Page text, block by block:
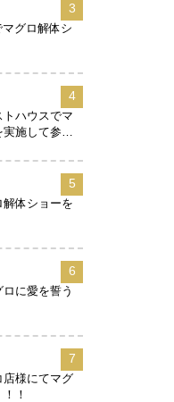
グロ解体シ
3
ハウスでマ
施して参り
4
体ショーを
5
に愛を誓う
6
店様にてマグ
！
7